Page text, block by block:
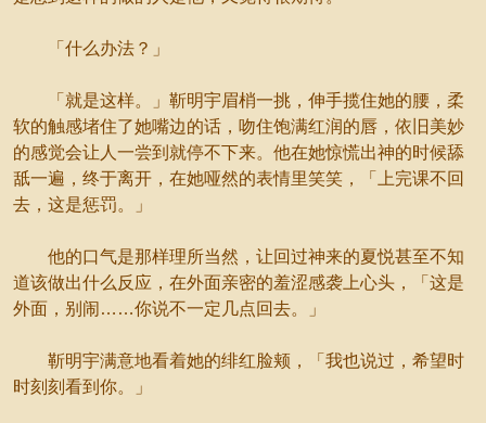
「什么办法？」
「就是这样。」靳明宇眉梢一挑，伸手揽住她的腰，柔
软的触感堵住了她嘴边的话，吻住饱满红润的唇，依旧美妙
的感觉会让人一尝到就停不下来。他在她惊慌出神的时候舔
舐一遍，终于离开，在她哑然的表情里笑笑，「上完课不回
去，这是惩罚。」
他的口气是那样理所当然，让回过神来的夏悦甚至不知
道该做出什么反应，在外面亲密的羞涩感袭上心头，「这是
外面，别闹……你说不一定几点回去。」
靳明宇满意地看着她的绯红脸颊，「我也说过，希望时
时刻刻看到你。」